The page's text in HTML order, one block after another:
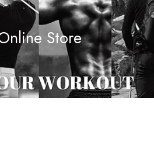
Store